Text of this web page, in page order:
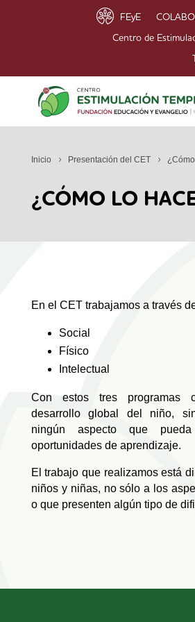
FEyE
Centro de
Inicio Presentación del CET
¿CÓMO LO
En el CET trabajamos a través
Social
Físico
Intelectual
Con estos tres programas
desarrollo global del niño,
ningún aspecto que
oportunidades de aprendizaje.
El trabajo que realizamos está
niños y niñas, no sólo a los
o que presenten algún tipo de